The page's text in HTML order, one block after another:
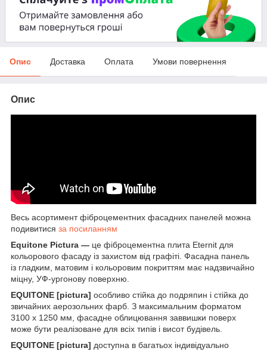
Опис Доставка Оплата Умови повернення
Опис
Весь асортимент фіброцементних фасадних панелей можна
подивитися за посиланням
Equitone Pictura — це фіброцементна плита Eternit для
кольорового фасаду із захистом від графіті. Фасадна панель
із гладким, матовим і кольоровим покриттям має надзвичайно
міцну, УФ-ургонову поверхню.
EQUITONE [pictura] особливо стійка до подряпин і стійка до
звичайних аерозольних фарб. З максимальним форматом
3100 х 1250 мм, фасадне облицювання заввишки поверх
може бути реалізоване для всіх типів і висот будівель.
EQUITONE [pictura] доступна в багатьох індивідуально